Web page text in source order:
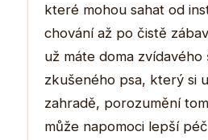
které mohou sahat od
chování až po čistě
už máte doma
zkušeného psa, který si
zahradě, porozumění
může napomoci lepší